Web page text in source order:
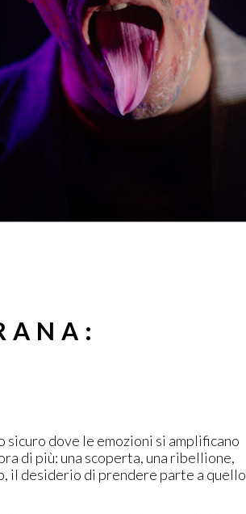
sicuro dove le emozioni si amplificano
di più: una scoperta, una ribellione,
il desiderio di prendere parte a quello